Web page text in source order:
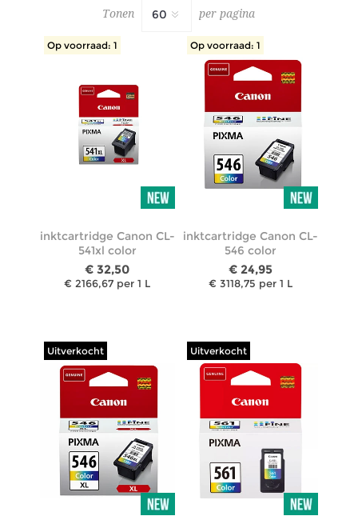
Tonen per pagina
Op voorraad: 1
inktcartridge Canon CL-
541xl color
€ 32,50
€ 2166,67 per 1 L
Op voorraad: 1
inktcartridge Canon CL-
546 color
€ 24,95
€ 3118,75 per 1 L
Uitverkocht Uitverkocht